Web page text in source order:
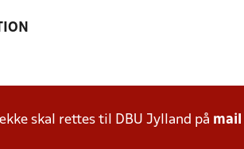
skal rettes til DBU Jylland på mail